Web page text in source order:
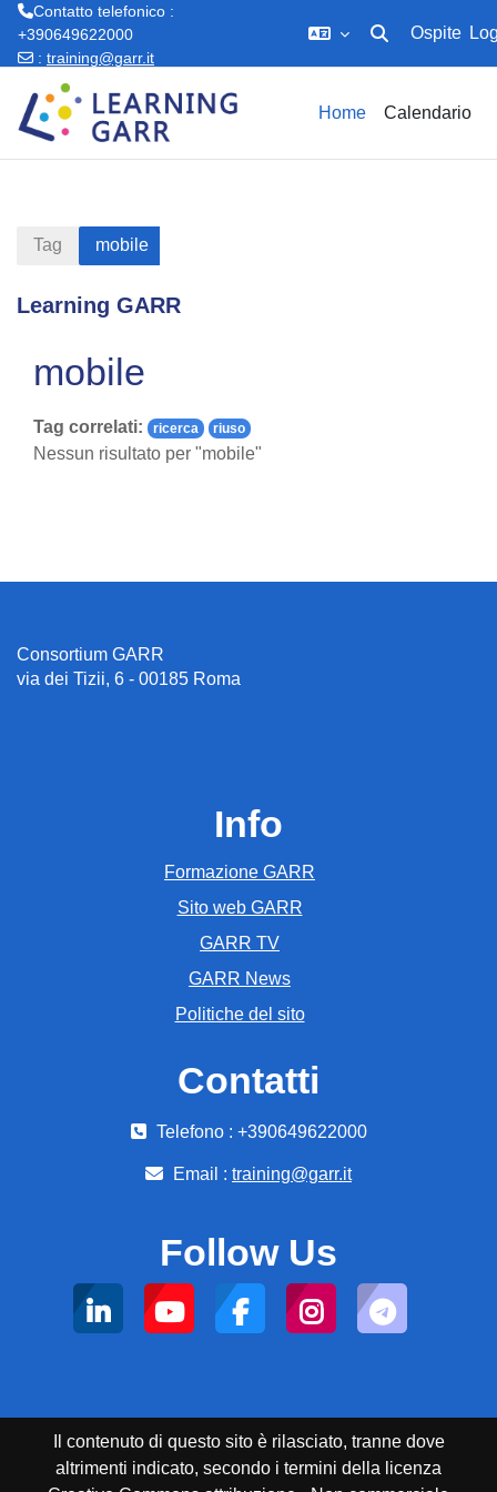
Contatto telefonico :
+390649622000
: training@garr.it
Attiva/disattiva
Ospite
Home Calendario
Tag mobile
Learning GARR
mobile
Tag correlati: ricerca riuso
Nessun risultato per "mobile"
Consortium GARR
via dei Tizii, 6 - 00185 Roma
Info
Formazione GARR
Sito web GARR
GARR TV
GARR News
Politiche del sito
Contatti
Telefono : +390649622000
Email : training@garr.it
Follow Us
Il contenuto di questo sito è rilasciato, tranne dove
altrimenti indicato, secondo i termini della licenza